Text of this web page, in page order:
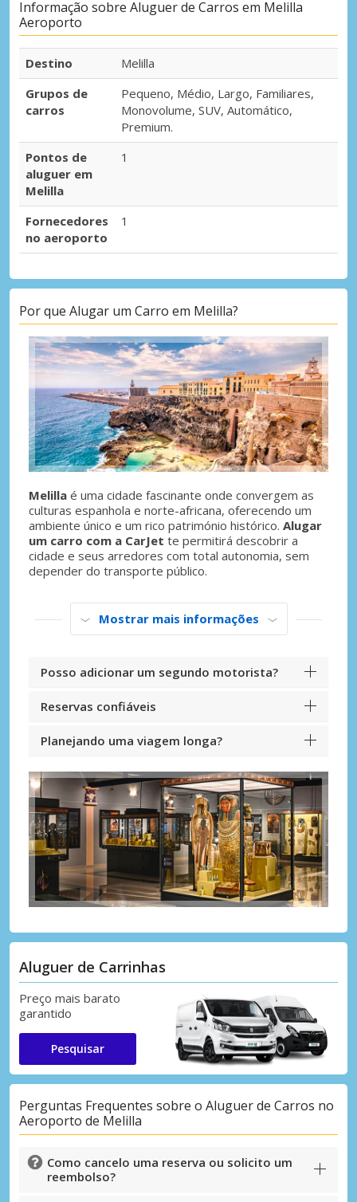
Informação sobre Aluguer de Carros em Melilla
Aeroporto
Destino
Melilla
Grupos de
carros
Pequeno, Médio, Largo, Familiares,
Monovolume, SUV, Automático,
Premium.
Pontos de
aluguer em
Melilla
1
Fornecedores
no aeroporto
1
Por que Alugar um Carro em Melilla?
Melilla é uma cidade fascinante onde convergem as
culturas espanhola e norte-africana, oferecendo um
ambiente único e um rico património histórico. Alugar
um carro com a CarJet te permitirá descobrir a
cidade e seus arredores com total autonomia, sem
depender do transporte público.
Mostrar mais informações
Posso adicionar um segundo motorista?
Reservas confiáveis
Planejando uma viagem longa?
Aluguer de Carrinhas
Preço mais barato
garantido
Pesquisar
Perguntas Frequentes sobre o Aluguer de Carros no
Aeroporto de Melilla
Como cancelo uma reserva ou solicito um
reembolso?